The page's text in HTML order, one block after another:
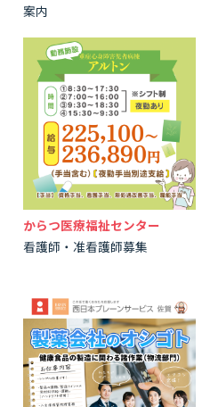
案内
からつ医療福祉センター
看護師・准看護師募集